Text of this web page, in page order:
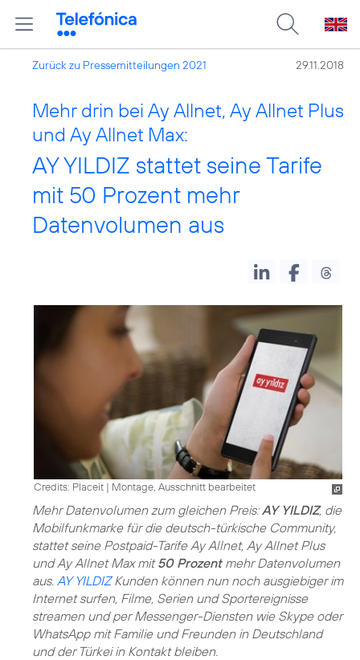
Zurück zu Pressemitteilungen 2021 29.11.2018
Mehr drin bei Ay Allnet, Ay Allnet Plus
und Ay Allnet Max:
AY YILDIZ stattet seine Tarife
mit 50 Prozent mehr
Datenvolumen aus
Credits: Placeit | Montage, Ausschnitt bearbeitet
Mehr Datenvolumen zum gleichen Preis:AY YILDIZ, die
Mobilfunkmarke für die deutsch-türkische Community,
stattet seine Postpaid-Tarife Ay Allnet, Ay Allnet Plus
und Ay Allnet Max mit50 Prozentmehr Datenvolumen
aus. AY YILDIZKunden können nun noch ausgiebiger im
Internet surfen, Filme, Serien und Sportereignisse
streamen und per Messenger-Diensten wie Skype oder
WhatsApp mit Familie und Freunden in Deutschland
und der Türkei in Kontakt bleiben.